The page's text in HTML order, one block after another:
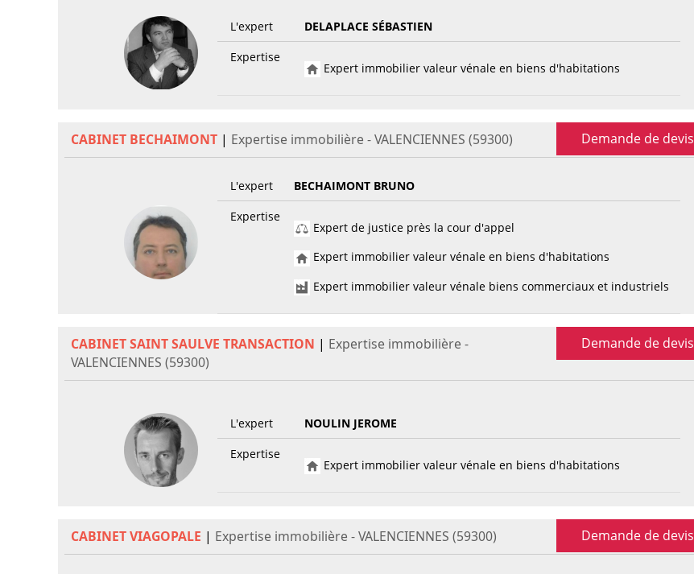
L'expert
DELAPLACE SÉBASTIEN
Expertise
Expert immobilier valeur vénale en biens d'habitations
CABINET BECHAIMONT | Expertise immobilière - VALENCIENNES (59300) Demande de devis
L'expert
BECHAIMONT BRUNO
Expertise
Expert de justice près la cour d'appel
Expert immobilier valeur vénale en biens d'habitations
Expert immobilier valeur vénale biens commerciaux et industriels
CABINET SAINT SAULVE TRANSACTION | Expertise immobilière -
VALENCIENNES (59300)
Demande de devis
L'expert
NOULIN JEROME
Expertise
Expert immobilier valeur vénale en biens d'habitations
CABINET VIAGOPALE | Expertise immobilière - VALENCIENNES (59300) Demande de devis